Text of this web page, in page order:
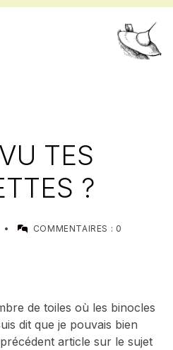
Pour
TES
?
WRITTEN BY:
MEALIN
COMMENTAIRES : 0
de toiles où les binocles
dit que je pouvais bien
article sur le sujet